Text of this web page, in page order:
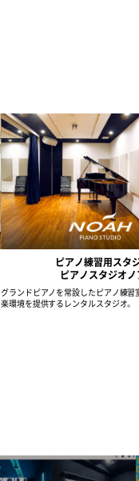
ピアノ練習用スタ
ピアノスタジオ
グランドピアノを常設したピアノ練習
楽環境を提供するレンタルスタジオ。